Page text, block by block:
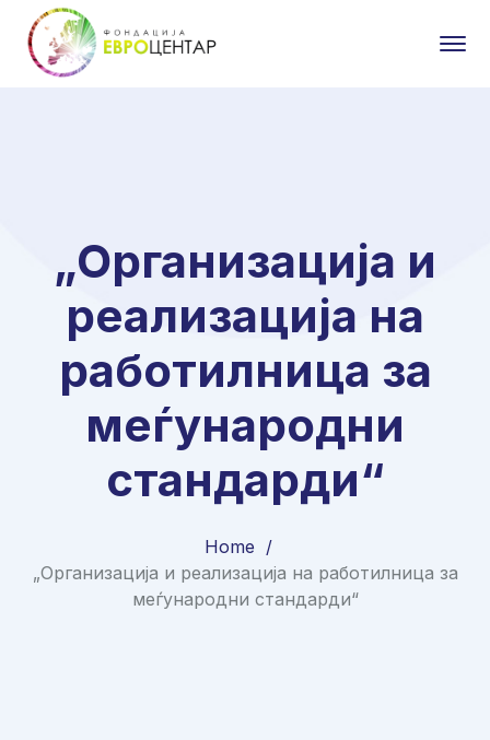
„Организација и
реализација на
работилница за
меѓународни
стандарди“
Home
„Организација и реализација на работилница за
меѓународни стандарди“